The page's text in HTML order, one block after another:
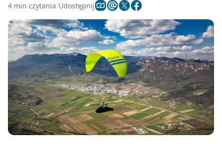
4 min czytania Udostępnij